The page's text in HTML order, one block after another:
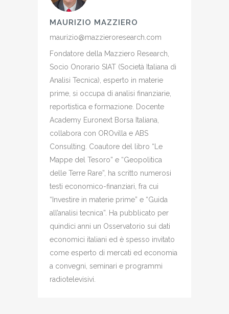
MAURIZIO MAZZIERO
maurizio@mazzieroresearch.com
Fondatore della Mazziero Research,
Socio Onorario SIAT (Società Italiana di
Analisi Tecnica), esperto in materie
prime, si occupa di analisi finanziarie,
reportistica e formazione. Docente
Academy Euronext Borsa Italiana,
collabora con OROvilla e ABS
Consulting. Coautore del libro “Le
Mappe del Tesoro” e “Geopolitica
delle Terre Rare”, ha scritto numerosi
testi economico-finanziari, fra cui
“Investire in materie prime” e “Guida
all’analisi tecnica”. Ha pubblicato per
quindici anni un Osservatorio sui dati
economici italiani ed è spesso invitato
come esperto di mercati ed economia
a convegni, seminari e programmi
radiotelevisivi.